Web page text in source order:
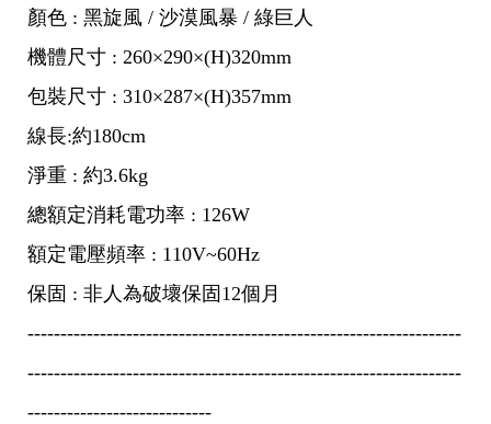
顏色 : 黑旋風 / 沙漠風暴 / 綠巨人
機體尺寸 : 260×290×(H)320mm
包裝尺寸 : 310×287×(H)357mm
線長:約180cm
淨重 : 約3.6kg
總額定消耗電功率 : 126W
額定電壓頻率 : 110V~60Hz
保固 : 非人為破壞保固12個月
------------------------------------------------------------------
------------------------------------------------------------------
----------------------------